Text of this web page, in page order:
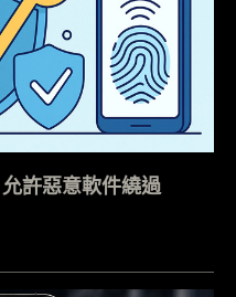
許惡意軟件繞過